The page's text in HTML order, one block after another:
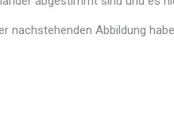
nachstehenden Abbildung